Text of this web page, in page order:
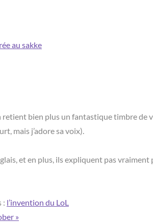
au sakke
retient bien plus un fantastique timbre de
mais j’adore sa voix).
et en plus, ils expliquent pas
: l’invention du LoL
»